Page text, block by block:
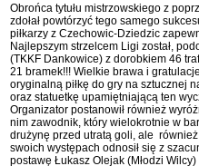
Obrońca tytułu mistrzowskiego z
zdołał powtórzyć tego samego
piłkarzy z Czechowic-Dziedzic
Najlepszym strzelcem Ligi został,
(TKKF Dankowice) z dorobkiem 46
21 bramek!!! Wielkie brawa i
oryginalną piłkę do gry na sztucznej
oraz statuetkę upamiętniającą ten
Organizator postanowił również
nim zawodnik, który wielokrotnie w
drużynę przed utratą goli, ale
swoich występach odnosił się z
postawę Łukasz Olejak (Młodzi